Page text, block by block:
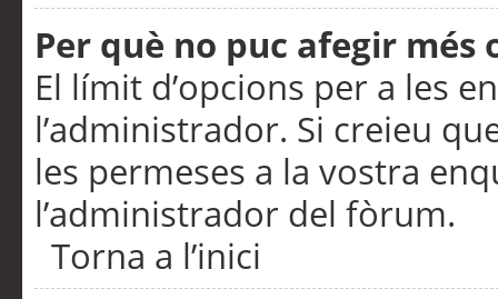
Per què no puc afegir més
El límit d’opcions per a les
l’administrador. Si creieu
les permeses a la vostra
l’administrador del fòrum.
Torna a l’inici